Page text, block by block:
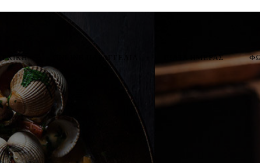
ΑΡΧΙΚΗ ONLINE ΠΑΡΑΓΓΕΛΙΑ ΠΙΑΤΑ ΗΜΕΡΑΣ